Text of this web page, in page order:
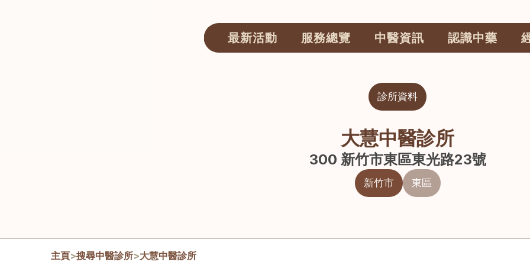
最新活動 服務總覽 中醫資訊 認識中藥
診所資料
大慧中醫診所
300 新竹市東區東光路23號
新竹市 東區
主頁>搜尋中醫診所>大慧中醫診所